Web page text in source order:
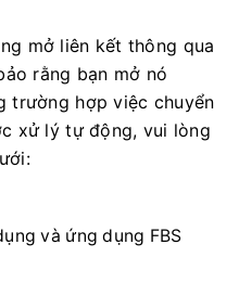
mở liên kết thông qua
rằng bạn mở nó
trường hợp việc chuyển
xử lý tự động, vui lòng
và ứng dụng FBS